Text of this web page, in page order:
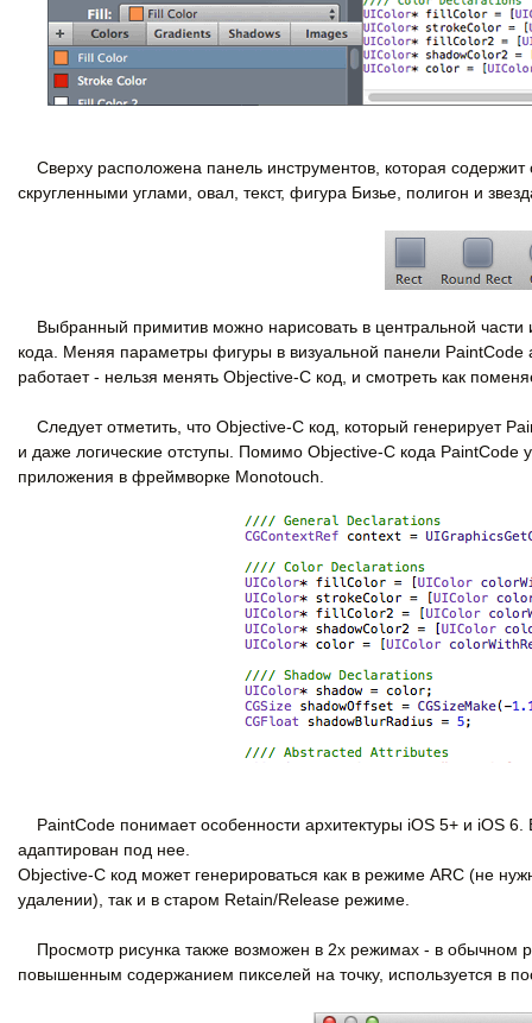
Сверху расположена панель инструментов, которая
скругленными углами, овал, текст, фигура Бизье, полигон и
Выбранный примитив можно нарисовать в центральной части
кода. Меняя параметры фигуры в визуальной панели PaintCode
работает - нельзя менять Objective-C код, и смотреть как
Следует отметить, что Objective-C код, который генерирует
и даже логические отступы. Помимо Objective-C кода PaintCode
приложения в фреймворке Monotouch.
PaintCode понимает особенности архитектуры iOS 5+ и iOS
адаптирован под нее.
Objective-C код может генерироваться как в режиме ARC (не
удалении), так и в старом Retain/Release режиме.
Просмотр рисунка также возможен в 2х режимах - в обычном
повышенным содержанием пикселей на точку, используется в